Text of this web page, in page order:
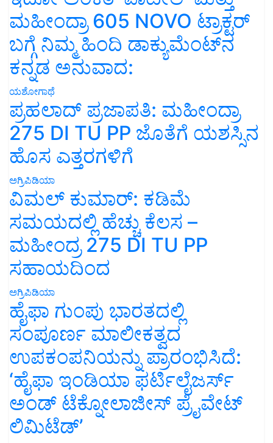
ಮಹೀಂದ್ರಾ 605 NOVO ಟ್ರಾಕ್ಟರ್
ಬಗ್ಗೆ ನಿಮ್ಮ ಹಿಂದಿ ಡಾಕ್ಯುಮೆಂಟ್‌ನ
ಕನ್ನಡ ಅನುವಾದ:
ಯಶೋಗಾಥೆ
ಪ್ರಹಲಾದ್ ಪ್ರಜಾಪತಿ: ಮಹೀಂದ್ರಾ
275 DI TU PP ಜೊತೆಗೆ ಯಶಸ್ಸಿನ
ಹೊಸ ಎತ್ತರಗಳಿಗೆ
ಅಗ್ರಿಪಿಡಿಯಾ
ವಿಮಲ್ ಕುಮಾರ್: ಕಡಿಮೆ
ಸಮಯದಲ್ಲಿ ಹೆಚ್ಚು ಕೆಲಸ –
ಮಹೀಂದ್ರ 275 DI TU PP
ಸಹಾಯದಿಂದ
ಅಗ್ರಿಪಿಡಿಯಾ
ಹೈಫಾ ಗುಂಪು ಭಾರತದಲ್ಲಿ
ಸಂಪೂರ್ಣ ಮಾಲೀಕತ್ವದ
ಉಪಕಂಪನಿಯನ್ನು ಪ್ರಾರಂಭಿಸಿದೆ:
‘ಹೈಫಾ ಇಂಡಿಯಾ ಫರ್ಟಿಲೈಜರ್ಸ್
ಅಂಡ್ ಟೆಕ್ನೋಲಾಜೀಸ್ ಪ್ರೈವೇಟ್
ಲಿಮಿಟೆಡ್’